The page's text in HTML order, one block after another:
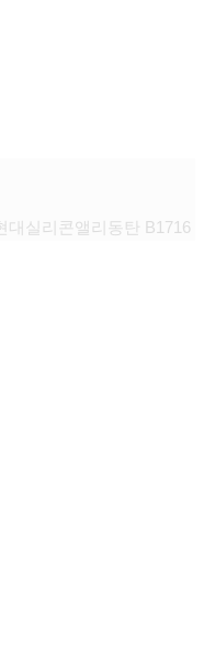
대실리콘앨리동탄 B1716